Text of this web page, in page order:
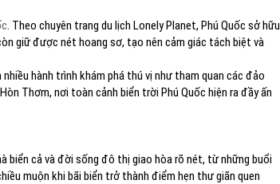
. Theo chuyên trang du lịch Lonely Planet, Phú Quốc sở hữu
giữ được nét hoang sơ, tạo nên cảm giác tách biệt và
hành trình khám phá thú vị như tham quan các đảo
Thơm, nơi toàn cảnh biển trời Phú Quốc hiện ra đầy ấn
biển cả và đời sống đô thị giao hòa rõ nét, từ những buổi
muộn khi bãi biển trở thành điểm hẹn thư giãn quen